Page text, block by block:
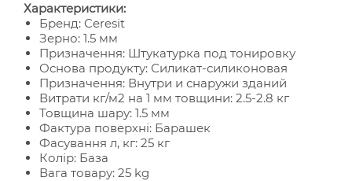
Характеристики:
Бренд: Ceresit
Зерно: 1.5 мм
Призначення: Штукатурка под тонировку
Основа продукту: Силикат-силиконовая
Призначення: Внутри и снаружи зданий
Витрати кг/м2 на 1 мм товщини: 2.5-2.8 кг
Товщина шару: 1.5 мм
Фактура поверхні: Барашек
Фасування л, кг: 25 кг
Колір: База
Вага товару: 25 kg